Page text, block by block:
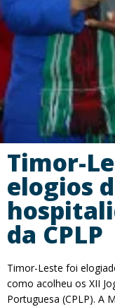
Timor-
elogios
da CPLP
Timor-Leste foi
como acolheu os XII
Portuguesa (CPLP). A